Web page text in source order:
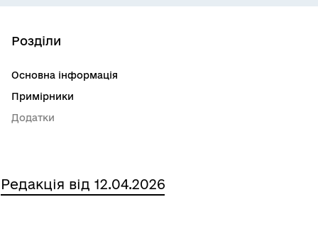
Редакція від 12.04.2026
Розділи
Основна інформація
Примірники
Додатки